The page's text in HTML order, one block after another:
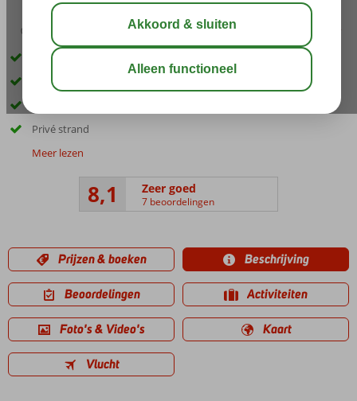
03:45 aug 33°C
Spectaculair uitzicht
Corner kamers (op een hoek gelegen)
Privé strand
Meer lezen
8,1 Zeer goed
7 beoordelingen
Prijzen & boeken Beschrijving
Beoordelingen Activiteiten
Foto's & Video's Kaart
Vlucht